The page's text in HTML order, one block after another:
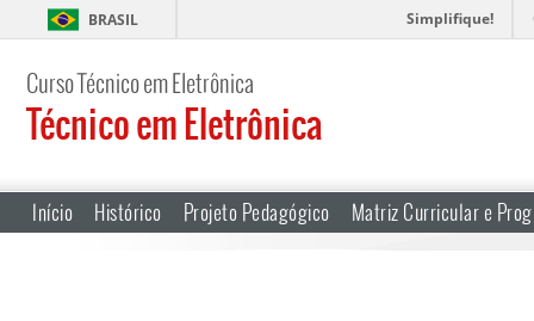
BRASIL Simplifique!
Curso Técnico em Eletrônica
Técnico em Eletrônica
Início Histórico Projeto Pedagógico Matriz Curricular e